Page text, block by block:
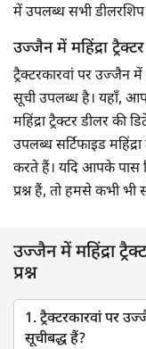
में उपलब्ध सभी डीलरशिप
उज्जैन में महिंद्रा
ट्रैक्टरकारवां पर उज्जैन में
सूची उपलब्ध है। यहाँ,
महिंद्रा ट्रैक्टर डीलर की
उपलब्ध सर्टिफाइड
करते हैं। यदि आपके पास
प्रश्न हैं, तो हमसे कभी
उज्जैन में महिंद्रा
प्रश्न
1. ट्रैक्टरकारवां पर
सूचीबद्ध हैं?